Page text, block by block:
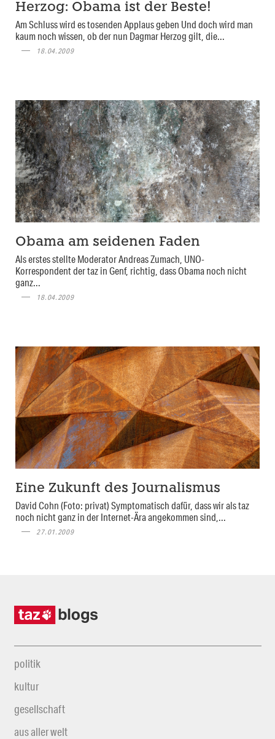
Herzog: Obama ist der Beste!
Am Schluss wird es tosenden Applaus geben Und doch wird man
kaum noch wissen, ob der nun Dagmar Herzog gilt, die...
18.04.2009
Obama am seidenen Faden
Als erstes stellte Moderator Andreas Zumach, UNO-
Korrespondent der taz in Genf, richtig, dass Obama noch nicht
ganz...
18.04.2009
Eine Zukunft des Journalismus
David Cohn (Foto: privat) Symptomatisch dafür, dass wir als taz
noch nicht ganz in der Internet-Ära angekommen sind,...
27.01.2009
politik
kultur
gesellschaft
aus aller welt